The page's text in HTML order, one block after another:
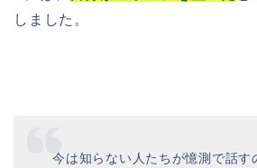
しました。
今は知らない人たちが憶測で話す